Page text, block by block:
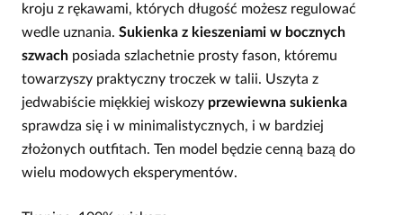
kroju z rękawami, których długość możesz regulować
wedle uznania. Sukienka z kieszeniami w bocznych
szwach posiada szlachetnie prosty fason, któremu
towarzyszy praktyczny troczek w talii. Uszyta z
jedwabiście miękkiej wiskozy przewiewna sukienka
sprawdza się i w minimalistycznych, i w bardziej
złożonych outfitach. Ten model będzie cenną bazą do
wielu modowych eksperymentów.